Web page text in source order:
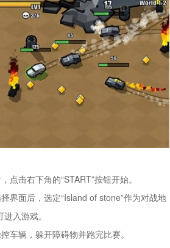
点击右下角的“START”按钮开始。
界面后，选定“Island of stone”作为对战地
入游戏。
车辆，躲开障碍物并跑完比赛。